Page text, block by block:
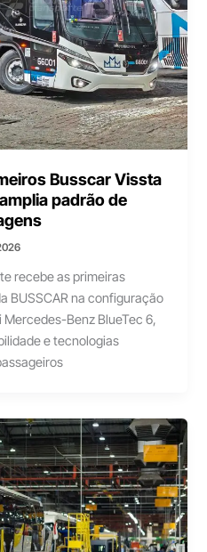
Busscar Vissta
padrão de
recebe as primeiras
BUSSCAR na configuração
Benz BlueTec 6,
e tecnologias